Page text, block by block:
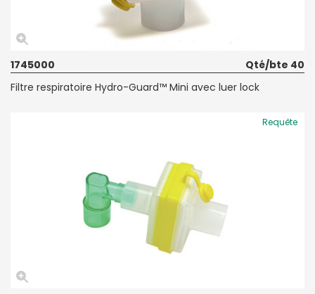
1745000
Qté/bte 40
Filtre respiratoire Hydro-Guard™ Mini avec luer lock
Requête